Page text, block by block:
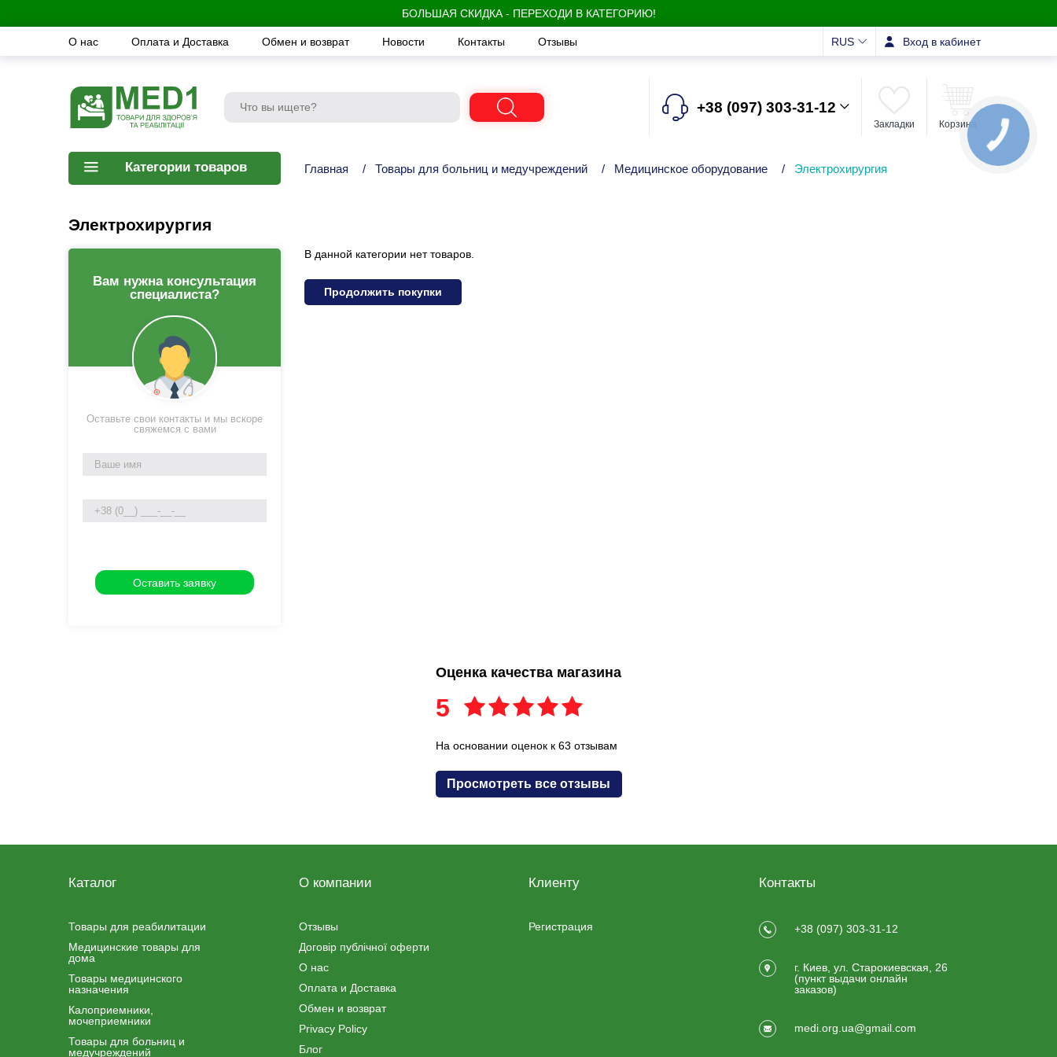
БОЛЬШАЯ СКИДКА - ПЕРЕХОДИ В КАТЕГОРИЮ!
О нас Оплата и Доставка Обмен и возврат Новости Контакты Отзывы RUS Вход в кабинет
+38 (097) 303-31-12
Закладки Корзина
Категории товаров Главная / Товары для больниц и медучреждений / Медицинское оборудование / Электрохирургия
Электрохирургия
Вам нужна консультация
специалиста?
Оставьте свои контакты и мы вскоре
свяжемся с вами
В данной категории нет товаров.
Продолжить покупки
Оценка качества магазина
5
На основании оценок к 63 отзывам
Просмотреть все отзывы
Каталог
Товары для реабилитации
Медицинские товары для
дома
Товары медицинского
назначения
Калоприемники,
мочеприемники
Товары для больниц и
медучреждений
О компании
Отзывы
Договір публічної оферти
О нас
Оплата и Доставка
Обмен и возврат
Privacy Policy
Блог
Клиенту
Регистрация
Контакты
+38 (097) 303-31-12
г. Киев, ул. Старокиевская, 26
(пункт выдачи онлайн
заказов)
medi.org.ua@gmail.com
КНОПКА
ЗВ'ЯЗКУ